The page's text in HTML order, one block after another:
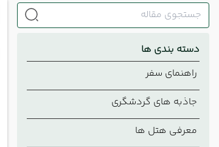
دسته بندی ها
راهنمای سفر
جاذبه های گردشگری
معرفی هتل ها